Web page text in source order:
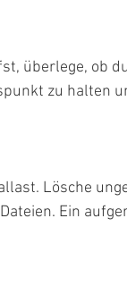
überlege, ob
zu halten
Lösche
Ein